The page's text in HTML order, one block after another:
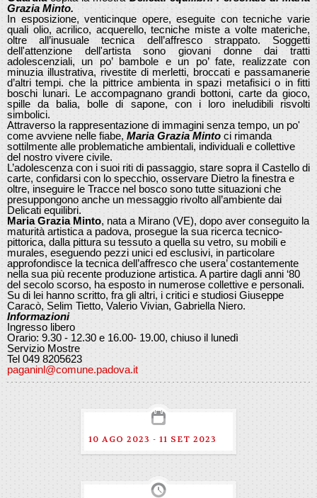
Grazia Minto.
In esposizione, venticinque opere, eseguite con tecniche varie
quali olio, acrilico, acquerello, tecniche miste a volte materiche,
oltre all’inusuale tecnica dell’affresco strappato. Soggetti
dell'attenzione dell'artista sono giovani donne dai tratti
adolescenziali, un po’ bambole e un po’ fate, realizzate con
minuzia illustrativa, rivestite di merletti, broccati e passamanerie
d’altri tempi. che la pittrice ambienta in spazi metafisici o in fitti
boschi lunari. Le accompagnano grandi bottoni, carte da gioco,
spille da balia, bolle di sapone, con i loro ineludibili risvolti
simbolici.
Attraverso la rappresentazione di immagini senza tempo, un po'
come avviene nelle fiabe, Maria Grazia Minto ci rimanda
sottilmente alle problematiche ambientali, individuali e collettive
del nostro vivere civile.
L’adolescenza con i suoi riti di passaggio, stare sopra il Castello di
carte, confidarsi con lo specchio, osservare Dietro la finestra e
oltre, inseguire le Tracce nel bosco sono tutte situazioni che
presuppongono anche un messaggio rivolto all’ambiente dai
Delicati equilibri.
Maria Grazia Minto, nata a Mirano (VE), dopo aver conseguito la
maturità artistica a padova, prosegue la sua ricerca tecnico-
pittorica, dalla pittura su tessuto a quella su vetro, su mobili e
murales, eseguendo pezzi unici ed esclusivi, in particolare
approfondisce la tecnica dell’affresco che usera’ costantemente
nella sua più recente produzione artistica. A partire dagli anni ‘80
del secolo scorso, ha esposto in numerose collettive e personali.
Su di lei hanno scritto, fra gli altri, i critici e studiosi Giuseppe
Caracò, Selim Tietto, Valerio Vivian, Gabriella Niero.
Informazioni
Ingresso libero
Orario: 9.30 - 12.30 e 16.00- 19.00, chiuso il lunedì
Servizio Mostre
Tel 049 8205623
paganinl@comune.padova.it
10 AGO 2023 - 11 SET 2023